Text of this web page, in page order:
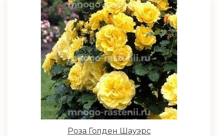
Роза Голден Шауэрс